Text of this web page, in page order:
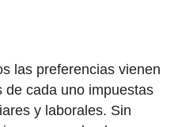
las preferencias vienen
de cada uno impuestas
y laborales. Sin